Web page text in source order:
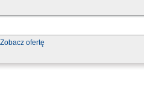
Zobacz ofertę